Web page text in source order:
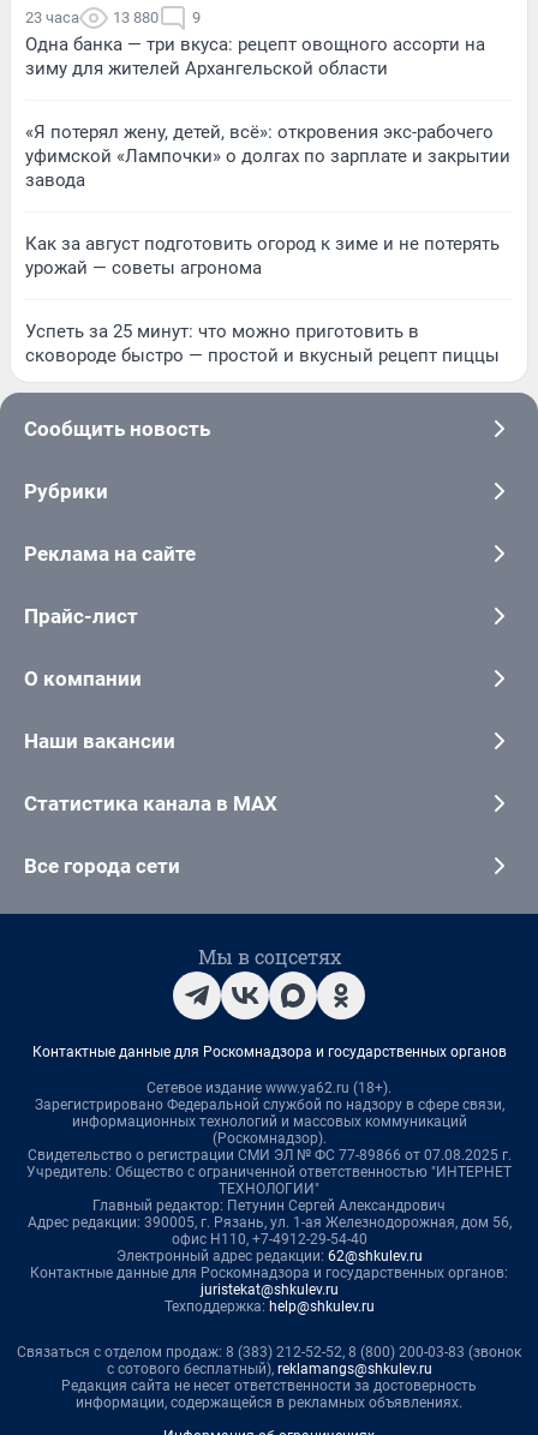
23 часа 13 880 9
Одна банка — три вкуса: рецепт овощного ассорти на
зиму для жителей Архангельской области
«Я потерял жену, детей, всё»: откровения экс-рабочего
уфимской «Лампочки» о долгах по зарплате и закрытии
завода
Как за август подготовить огород к зиме и не потерять
урожай — советы агронома
Успеть за 25 минут: что можно приготовить в
сковороде быстро — простой и вкусный рецепт пиццы
Сообщить новость
Рубрики
Реклама на сайте
Прайс-лист
О компании
Наши вакансии
Статистика канала в MAX
Все города сети
Мы в соцсетях
Контактные данные для Роскомнадзора и государственных органов
Сетевое издание www.ya62.ru (18+).
Зарегистрировано Федеральной службой по надзору в сфере связи,
информационных технологий и массовых коммуникаций
(Роскомнадзор).
Свидетельство о регистрации СМИ ЭЛ № ФС 77-89866 от 07.08.2025 г.
Учредитель: Общество с ограниченной ответственностью "ИНТЕРНЕТ
ТЕХНОЛОГИИ"
Главный редактор: Петунин Сергей Александрович
Адрес редакции: 390005, г. Рязань, ул. 1-ая Железнодорожная, дом 56,
офис Н110, +7-4912-29-54-40
Электронный адрес редакции: 62@shkulev.ru
Контактные данные для Роскомнадзора и государственных органов:
juristekat@shkulev.ru
Техподдержка: help@shkulev.ru
Связаться с отделом продаж: 8 (383) 212-52-52, 8 (800) 200-03-83 (звонок
с сотового бесплатный), reklamangs@shkulev.ru
Редакция сайта не несет ответственности за достоверность
информации, содержащейся в рекламных объявлениях.